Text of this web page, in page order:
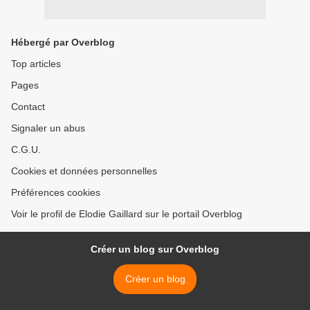
Hébergé par Overblog
Top articles
Pages
Contact
Signaler un abus
C.G.U.
Cookies et données personnelles
Préférences cookies
Voir le profil de Elodie Gaillard sur le portail Overblog
Créer un blog sur Overblog
Créer un blog